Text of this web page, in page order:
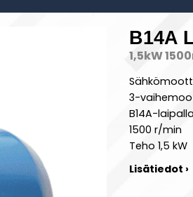
B14A
1,5kW
3-
B14A-laipalla
1500 r/min
Teho 1,5 kW
Lisätiedot ›